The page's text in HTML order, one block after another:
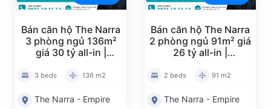
Căn hộ Sunwah Pearl 3PN – full nt căn góc
view nội khu- e4227014
Căn hộ Sunwah Pearl 3PN – full nt căn góc
view LM81- e4211014
Căn hộ Sunwah Pearl 1PN – full nt view sông
Căn hộ Sunwah Pearl 1PN – full nt tầng trung
Bán căn hộ The Narra
3 phòng ngủ 136m²
giá 30 tỷ all-in |
3 beds 136 m2
The Narra - Empire
Bán căn hộ The Narra
2 phòng ngủ 91m² giá
26 tỷ all-in |
2 beds 91 m2
The Narra - Empire